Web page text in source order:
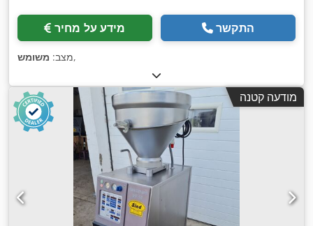
מידע על מחיר התקשר
מצב: משומש ,
מודעה קטנה